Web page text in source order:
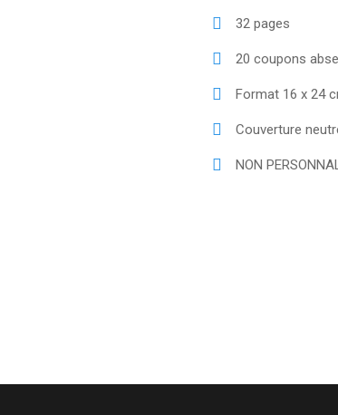
32 pages
20 coupons
Format 16 x 24
Couverture
NON